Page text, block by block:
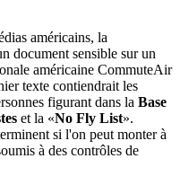
américains, la
document sensible sur un
américaine CommuteAir
texte contiendrait les
figurant dans la Base
et la «No Fly List».
si l'on peut monter à
à des contrôles de